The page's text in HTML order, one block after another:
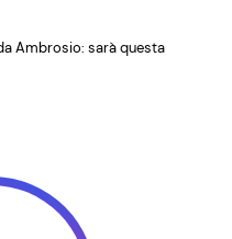
Ambrosio: sarà questa